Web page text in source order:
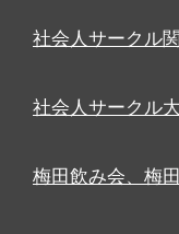
社会人サークル
社会人サークル
梅田飲み会、梅